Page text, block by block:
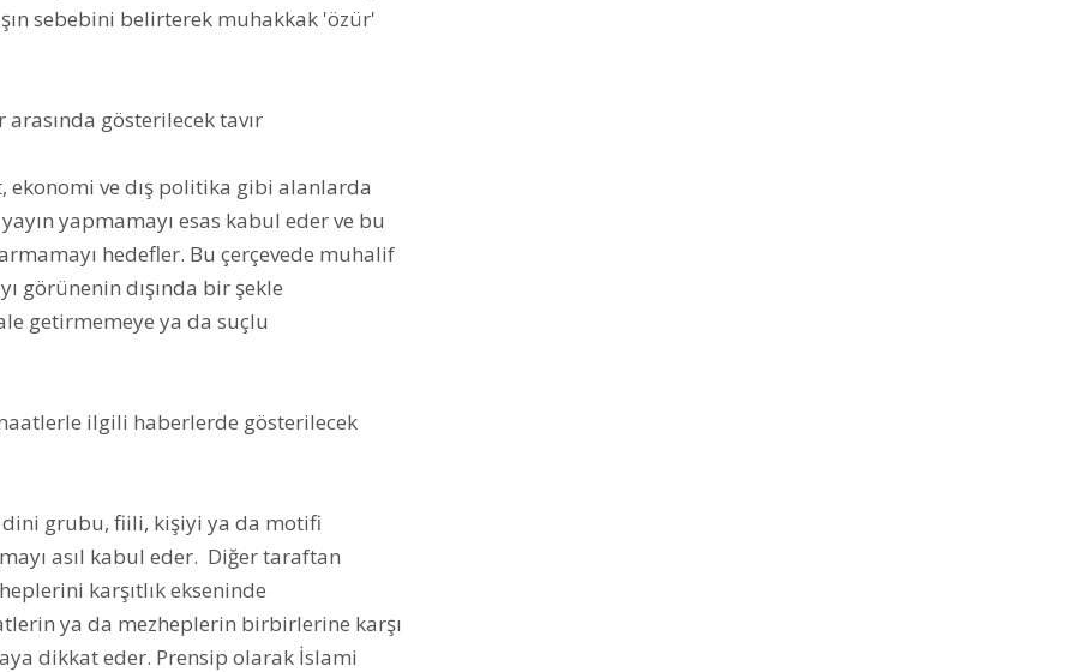
sebebini belirterek muhakkak 'özür'
gösterilecek tavır
ekonomi ve dış politika gibi alanlarda
yapmamayı esas kabul eder ve bu
hedefler. Bu çerçevede muhalif
görünenin dışında bir şekle
getirmemeye ya da suçlu
ilgili haberlerde gösterilecek
dini grubu, fiili, kişiyi ya da motifi
asıl kabul eder. Diğer taraftan
karşıtlık ekseninde
ya da mezheplerin birbirlerine karşı
dikkat eder. Prensip olarak İslami